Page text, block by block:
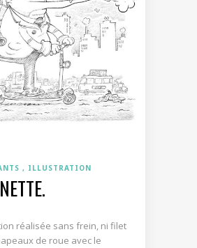
ILLUSTRATION
réalisée sans frein, ni filet
de roue avec le